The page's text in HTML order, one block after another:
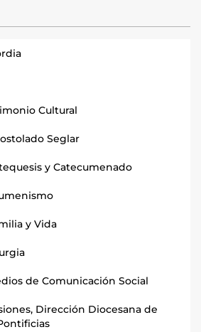
Cultural
Seglar
y Catecumenado
y Vida
de Comunicación Social
Dirección Diocesana de